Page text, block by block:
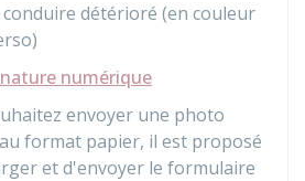
conduire détérioré (en couleur
numérique
envoyer une photo
format papier, il est proposé
et d'envoyer le formulaire